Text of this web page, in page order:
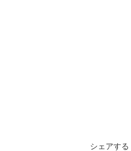
シェアする